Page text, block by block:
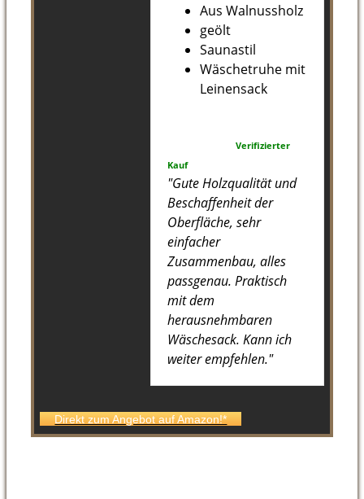
Aus Walnussholz
geölt
Saunastil
Wäschetruhe mit
Leinensack
Verifizierter
Kauf
"Gute Holzqualität und
Beschaffenheit der
Oberfläche, sehr
einfacher
Zusammenbau, alles
passgenau. Praktisch
mit dem
herausnehmbaren
Wäschesack. Kann ich
weiter empfehlen."
Direkt zum Angebot auf Amazon!*